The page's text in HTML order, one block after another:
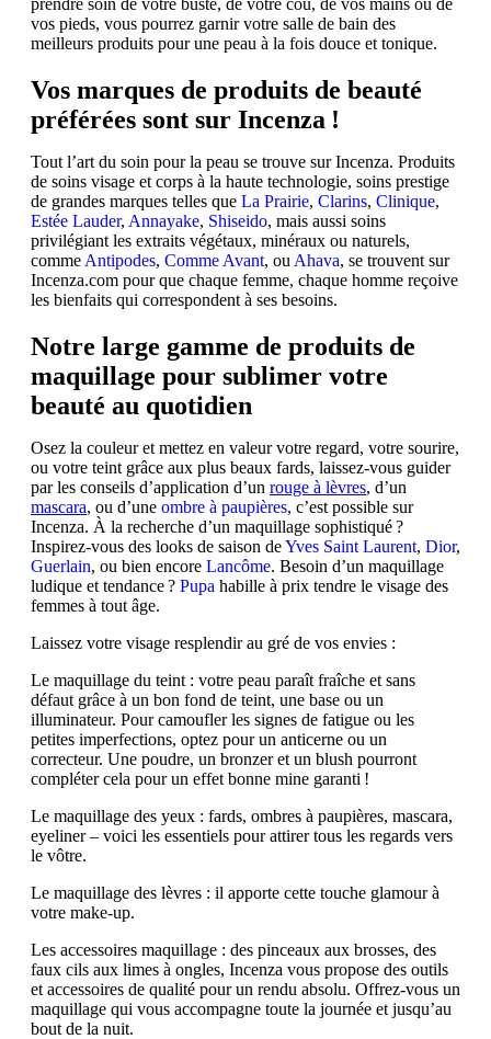
prendre soin de votre buste, de votre cou, de vos mains ou de
vos pieds, vous pourrez garnir votre salle de bain des
meilleurs produits pour une peau à la fois douce et tonique.
Vos marques de produits de beauté
préférées sont sur Incenza !
Tout l’art du soin pour la peau se trouve sur Incenza. Produits
de soins visage et corps à la haute technologie, soins prestige
de grandes marques telles que La Prairie, Clarins, Clinique,
Estée Lauder, Annayake, Shiseido, mais aussi soins
privilégiant les extraits végétaux, minéraux ou naturels,
comme Antipodes, Comme Avant, ou Ahava, se trouvent sur
Incenza.com pour que chaque femme, chaque homme reçoive
les bienfaits qui correspondent à ses besoins.
Notre large gamme de produits de
maquillage pour sublimer votre
beauté au quotidien
Osez la couleur et mettez en valeur votre regard, votre sourire,
ou votre teint grâce aux plus beaux fards, laissez-vous guider
par les conseils d’application d’un rouge à lèvres, d’un
mascara, ou d’une ombre à paupières, c’est possible sur
Incenza. À la recherche d’un maquillage sophistiqué ?
Inspirez-vous des looks de saison deYves Saint Laurent, Dior,
Guerlain, ou bien encore Lancôme. Besoin d’un maquillage
ludique et tendance ? Pupa habille à prix tendre le visage des
femmes à tout âge.
Laissez votre visage resplendir au gré de vos envies :
Le maquillage du teint : votre peau paraît fraîche et sans
défaut grâce à un bon fond de teint, une base ou un
illuminateur. Pour camoufler les signes de fatigue ou les
petites imperfections, optez pour un anticerne ou un
correcteur. Une poudre, un bronzer et un blush pourront
compléter cela pour un effet bonne mine garanti !
Le maquillage des yeux : fards, ombres à paupières, mascara,
eyeliner – voici les essentiels pour attirer tous les regards vers
le vôtre.
Le maquillage des lèvres : il apporte cette touche glamour à
votre make-up.
Les accessoires maquillage : des pinceaux aux brosses, des
faux cils aux limes à ongles, Incenza vous propose des outils
et accessoires de qualité pour un rendu absolu. Offrez-vous un
maquillage qui vous accompagne toute la journée et jusqu’au
bout de la nuit.